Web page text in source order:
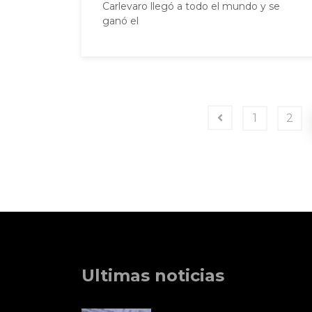
Carlevaro llegó a todo el mundo y se
ganó el
1 2
Ultimas noticias